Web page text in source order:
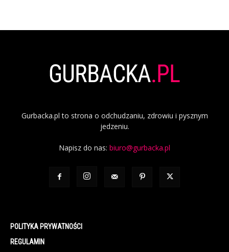
Gurbacka.pl to strona o odchudzaniu, zdrowiu i pysznym
jedzeniu.
Napisz do nas: biuro@gurbacka.pl
POLITYKA PRYWATNOŚCI
REGULAMIN